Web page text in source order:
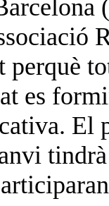
perquè
es
El